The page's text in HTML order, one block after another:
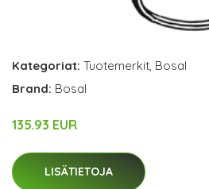
Kategoriat: Tuotemerkit, Bosal
Brand: Bosal
135.93 EUR
LISÄTIETOJA